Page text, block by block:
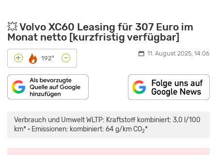
💥 Volvo XC60 Leasing für 307 Euro im
Monat netto [kurzfristig verfügbar]
+ 192° - 11. August 2025, 14:06
Verbrauch und Umwelt WLTP: Kraftstoff kombiniert: 3,0 l/100
km* • Emissionen: kombiniert: 64 g/km CO2*
FACELIFT
TEST!